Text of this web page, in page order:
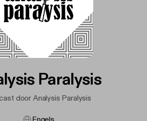
Paralysis
door Analysis Paralysis